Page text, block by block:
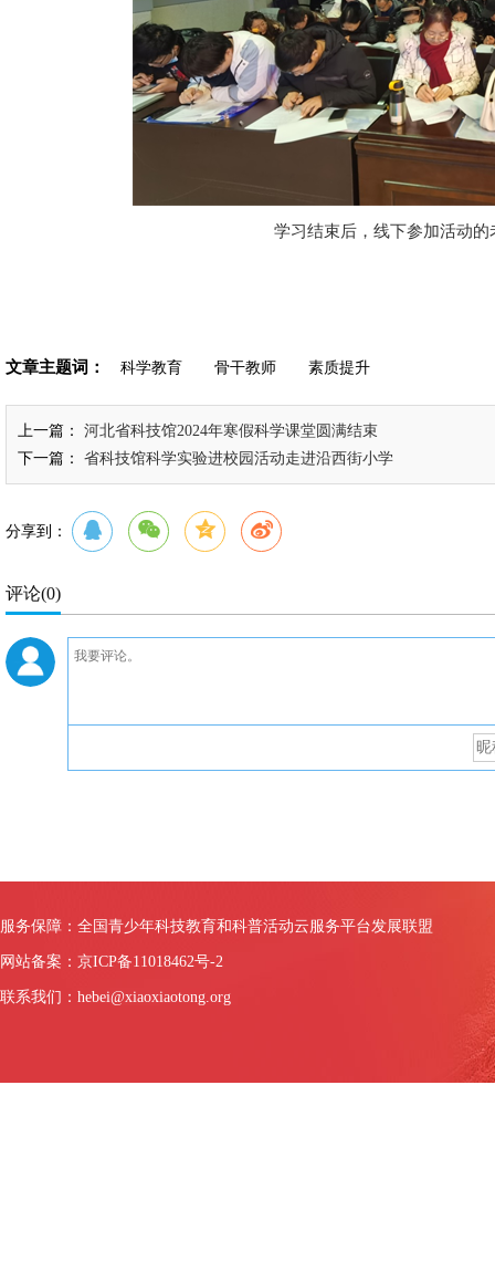
学习结束后，线下参加活动
文章主题词： 科学教育 骨干教师 素质提升
上一篇：
河北省科技馆2024年寒假科学课堂圆满结束
下一篇：
省科技馆科学实验进校园活动走进沿西街小学
分享到：
评论(0)
服务保障：全国青少年科技教育和科普活动云服务平台发展联盟
网站备案：京ICP备11018462号-2
联系我们：hebei@xiaoxiaotong.org